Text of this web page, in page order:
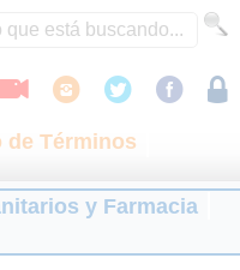
de Términos
y Farmacia